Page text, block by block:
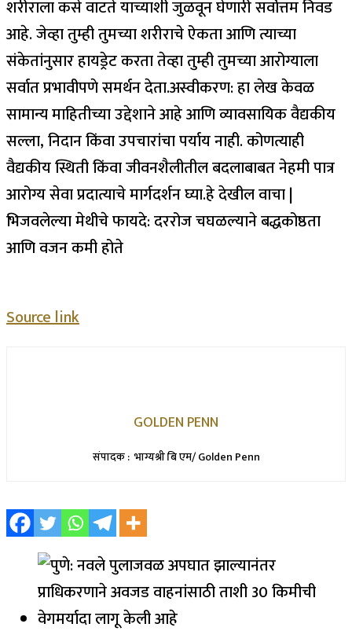
शरीराला कसे वाटते याच्याशी जुळवून घेणारी सर्वोत्तम निवड
आहे.जेव्हा तुम्ही तुमच्या शरीराचे ऐकता आणि त्याच्या
संकेतांनुसार हायड्रेट करता तेव्हा तुम्ही तुमच्या आरोग्याला
सर्वात प्रभावीपणे समर्थन देता.अस्वीकरण: हा लेख केवळ
सामान्य माहितीच्या उद्देशाने आहे आणि व्यावसायिक वैद्यकीय
सल्ला, निदान किंवा उपचारांचा पर्याय नाही. कोणत्याही
वैद्यकीय स्थिती किंवा जीवनशैलीतील बदलाबाबत नेहमी पात्र
आरोग्य सेवा प्रदात्याचे मार्गदर्शन घ्या.हे देखील वाचा |
भिजवलेल्या मेथीचे फायदे: दररोज चघळल्याने बद्धकोष्ठता
आणि वजन कमी होते
Source link
GOLDEN PENN
संपादक : भाग्यश्री बि एम/ Golden Penn